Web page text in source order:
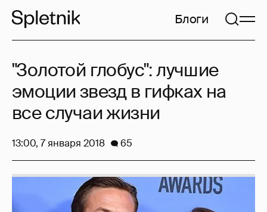
Блоги
"Золотой глобус": лучшие
эмоции звезд в гифках на
все случаи жизни
13:00, 7 января 2018 65